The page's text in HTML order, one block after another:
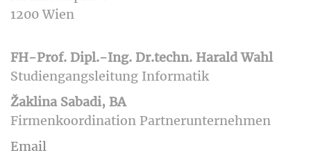
1200 Wien
FH-Prof. Dipl.-Ing. Dr.techn. Harald Wahl
Studiengangsleitung Informatik
Žaklina Sabadi, BA
Firmenkoordination Partnerunternehmen
Email